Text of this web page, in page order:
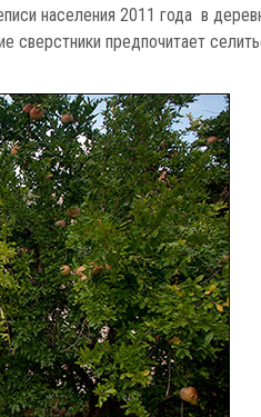
населения 2011 года в
предпочитает